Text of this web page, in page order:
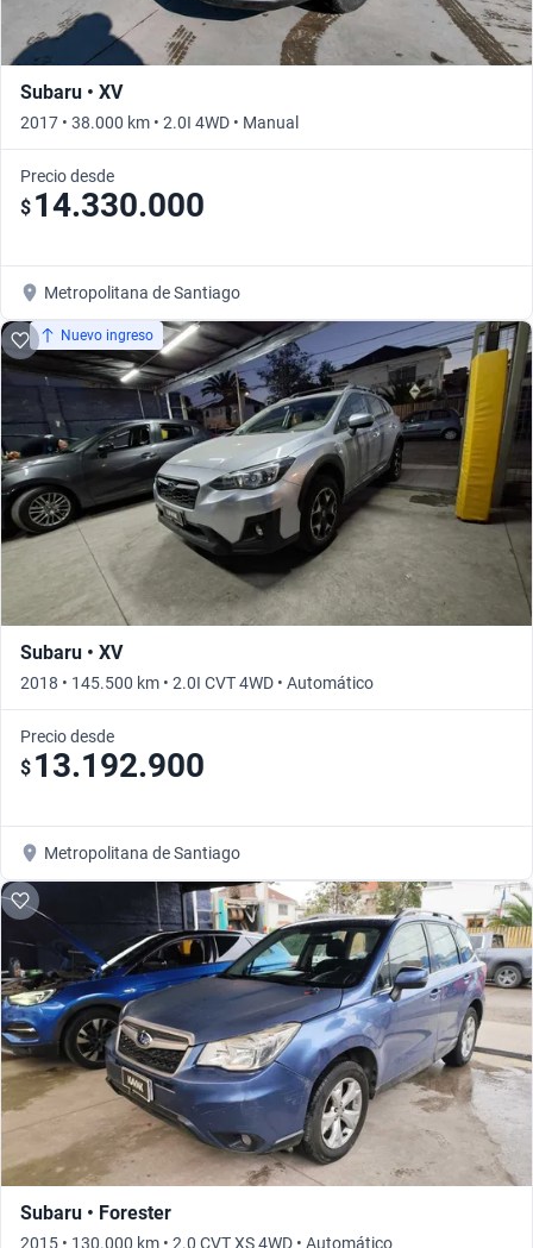
Subaru • XV
2017 • 38.000 km • 2.0I 4WD • Manual
Precio desde
$ 14.330.000
Metropolitana de Santiago
Nuevo ingreso
Subaru • XV
2018 • 145.500 km • 2.0I CVT 4WD • Automático
Precio desde
$ 13.192.900
Metropolitana de Santiago
Subaru • Forester
2015 • 130.000 km • 2.0 CVT XS 4WD • Automático